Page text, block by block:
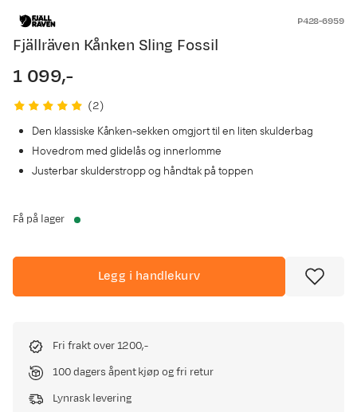
P428-6959
Fjällräven Kånken Sling Fossil
price
1 099,-
(2)
Den klassiske Kånken-sekken omgjort til en liten skulderbag
Hovedrom med glidelås og innerlomme
Justerbar skulderstropp og håndtak på toppen
Få på lager
Legg i handlekurv
Fri frakt over 1200,-
100 dagers åpent kjøp og fri retur
Lynrask levering